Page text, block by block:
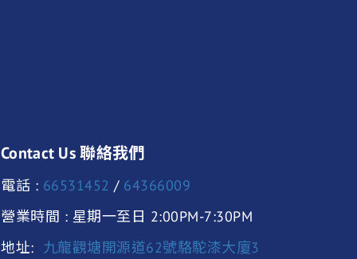
Contact Us 聯絡我們
電話 : 66531452 / 64366009
營業時間 : 星期一至日 2:00PM-7:30PM
地址:
九龍觀塘開源道62號駱駝漆大廈3